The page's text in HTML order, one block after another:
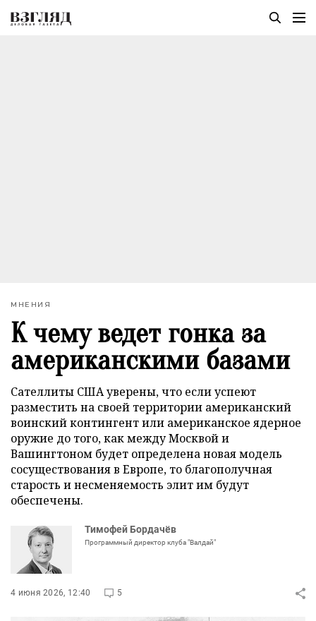
МНЕНИЯ
К чему ведет гонка за
американскими базами
Сателлиты США уверены, что если успеют
разместить на своей территории американский
воинский контингент или американское ядерное
оружие до того, как между Москвой и
Вашингтоном будет определена новая модель
сосуществования в Европе, то благополучная
старость и несменяемость элит им будут
обеспечены.
Тимофей Бордачёв
Программный директор клуба "Валдай"
4 июня 2026, 12:40 5